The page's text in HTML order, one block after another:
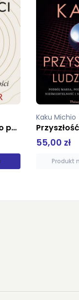
Podróż ludzkości: o pochodzeniu bogactwa i nierówności
Kaku Michio
55,00 zł
Produkt